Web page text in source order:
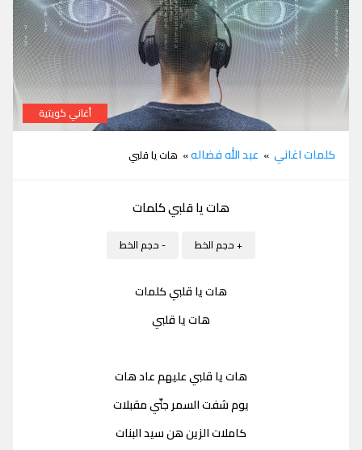
أغاني كويتية
كلمات اغاني » عبد الله فضاله» هات يا قلبي
هات يا قلبي كلمات
+ حجم الخط - حجم الخط
هات يا قلبي كلمات
هات يا قلبي
هات يا قلبي عليهم عاد هات
يوم شفت السمر جنّي مقبلات
كاملات الزين هن سيد البنات